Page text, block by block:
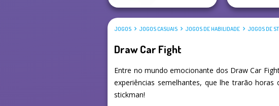
JOGOS JOGOS CASUAIS JOGOS DE HABILIDADE JOGOS DE
Draw Car Fight
Entre no mundo emocionante dos Draw Car
experiências semelhantes, que lhe trarão
stickman!